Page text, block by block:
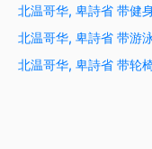
北温哥华, 卑詩省 带健
北温哥华, 卑詩省 带游
北温哥华, 卑詩省 带轮